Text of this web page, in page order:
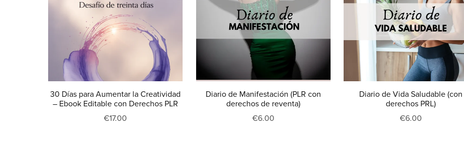
30 Días para Aumentar la Creatividad
– Ebook Editable con Derechos PLR
€17.00
Diario de Manifestación (PLR con
derechos de reventa)
€6.00
Diario de Vida Saludable (con
derechos PRL)
€6.00